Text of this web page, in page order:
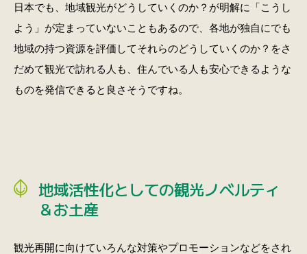
日本でも、地域観光がどうしていくのか？が明解に「こうし
よう」が定まっていないこともあるので、各地が独自にでも
地域の持つ資源を評価してそれらのどうしていくのか？をさ
だめて観光で訪れる人も、住んでいる人も安心できるような
ものを発信できると良さそうですね。
地域活性化としての観光ノベルティ
＆お土産
観光再開に向けていろんな対策やプロモーションなどをされ